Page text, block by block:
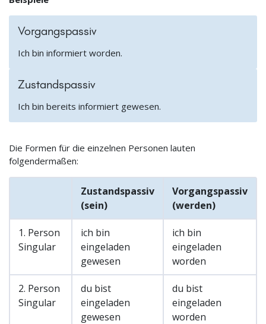
Vorgangspassiv
Ich bin informiert worden.
Zustandspassiv
Ich bin bereits informiert gewesen.
Die Formen für die einzelnen Personen lauten
folgendermaßen:
Zustandspassiv
(sein)
Vorgangspassiv
(werden)
1. Person
Singular
ich bin
eingeladen
gewesen
ich bin
eingeladen
worden
2. Person
Singular
du bist
eingeladen
gewesen
du bist
eingeladen
worden